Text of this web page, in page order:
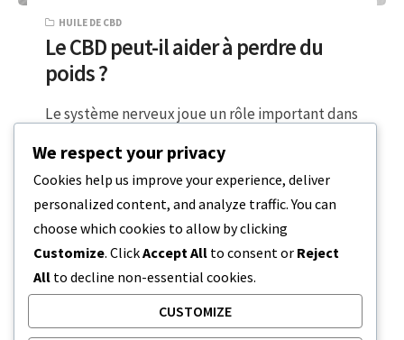
HUILE DE CBD
Le CBD peut-il aider à perdre du
poids ?
Le système nerveux joue un rôle important dans
dont votre corps traite…
3 MINUTES DE LECTURE 1 AVRIL 2024
We respect your privacy
Cookies help us improve your experience, deliver
personalized content, and analyze traffic. You can
choose which cookies to allow by clicking
Customize. ClickAccept All to consent or Reject
All to decline non-essential cookies.
CUSTOMIZE